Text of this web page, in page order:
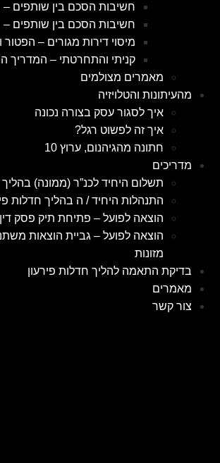
חשיבות הסכם בין שותפים –
חשיבות הסכם בין שותפים –
מיסוי דירות מגורים – הפטור
קניתי והתחרטתי – המדריך
מאמרים מצולמים
מהעיתונות והטלויזיה
איך לסגור עסק בצורה נכונה
איך זה לפשוט רגל?
חתונה מהגיהנום, ערוץ 10
מדריכים
תשלום היחיד לכנ”ר (ממונה) בהליך
התנהלות היחיד / ה בהליך חדלות
הוצאה לפועל – פתיחת תיק פסק דין
הוצאה לפועל – גביית הוצאות
מזונות
בדיקת התאמה להליך חדלות פירעון
מאמרים
צור קשר